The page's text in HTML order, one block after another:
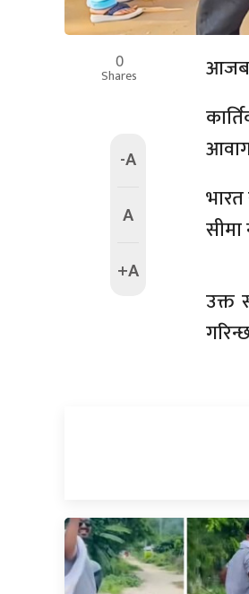
0
Shares
-A
A
+A
भारत
उक्त